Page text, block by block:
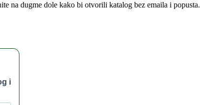
na dugme dole kako bi otvorili katalog bez emaila i popusta.